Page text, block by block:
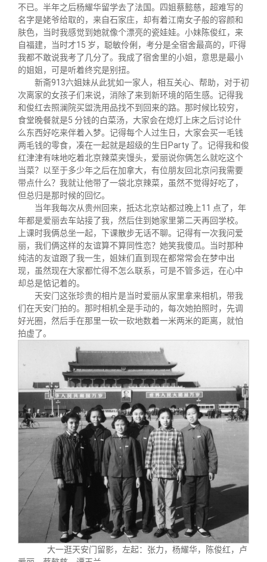
不已。半年之后杨耀华留学去了法国。四姐蔡懿慈，超难写的
名字是姥爷给取的，来自石家庄，却有着江南女子般的容颜和
肤色，当时我感觉到她就像个漂亮的瓷娃娃。小妹陈俊红，来
自福建，当时才15 岁，聪敏伶俐，考分是全宿舍最高的，吓得
我都不敢说我考了几分了。我成了宿舍里的小姐，意思是最小
的姐姐，可是听着终究是别扭。
新斋913六姐妹从此犹如一家人，相互关心、帮助，对于初
次离家的女孩子们来说，消除了来到新环境的陌生感。记得我
和俊红去照澜院买盥洗用品找不到回来的路。那时候比较穷，
食堂晚餐就是5 分钱的白菜汤，大家会在熄灯上床之后讨论什
么东西好吃来伴着入梦。记得每个人过生日，大家会买一毛钱
两毛钱的零食，凑在一起就是超级的生日Party 了。记得我和俊
红津津有味地吃着北京辣菜夹馒头，爱丽说你俩怎么就吃这个
当菜？以至于多少年之后在加拿大，有位朋友回北京问我需要
带点什么？我就让他带了一袋北京辣菜，虽然不觉得好吃了，
但总归是那时候的回忆。
当年我每次从贵州回来，抵达北京站都过晚上11 点了，年
年都是爱丽去车站接了我，然后住到她家里第二天再回学校。
上课时我俩总坐一起，下课散步无话不聊。记得有一次我问爱
丽，我们俩这样的友谊算不算同性恋？她笑我傻瓜。当时那种
纯洁的友谊跟了我一生，姐妹们直到现在都常常会在梦中出
现，虽然现在大家都忙得不怎么联系，可是不管多远，在心中
却总是惦记着的。
天安门这张珍贵的相片是当时爱丽从家里拿来相机，带我
们在天安门拍的。那时相机全是手动的，每次她拍照时，先调
好光圈，然后手在那里一砍一砍地数着一米两米的距离，就怕
拍虚了。
大一逛天安门留影，左起：张力，杨耀华，陈俊红，卢